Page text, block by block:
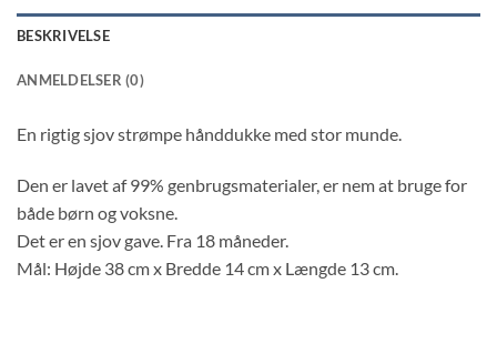
BESKRIVELSE
ANMELDELSER (0)
En rigtig sjov strømpe hånddukke med stor munde.
Den er lavet af 99% genbrugsmaterialer, er nem at bruge for
både børn og voksne.
Det er en sjov gave. Fra 18 måneder.
Mål: Højde 38 cm x Bredde 14 cm x Længde 13 cm.